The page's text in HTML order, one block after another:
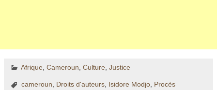
Afrique Cameroun Culture Justice
cameroun, Droits d'auteurs, Isidore Modjo, Procès